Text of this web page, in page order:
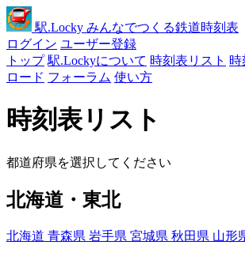
駅.Locky みんなでつくる鉄道時刻表
ログイン ユーザー登録
トップ 駅.Lockyについて 時刻表リスト 時
ロード フォーラム 使い方
時刻表リスト
都道府県を選択してください
北海道・東北
北海道 青森県 岩手県 宮城県 秋田県 山形